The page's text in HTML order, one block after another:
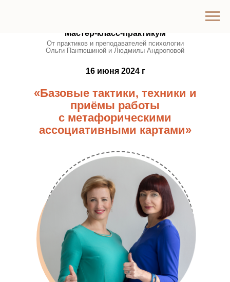
«Базовые тактики, техники и
приёмы работы
с метафорическими
ассоциативными картами»
Мастер-класс-практикум
От практиков и преподавателей психологии
Ольги Пантюшиной и Людмилы Андроповой
16 июня 2024 г